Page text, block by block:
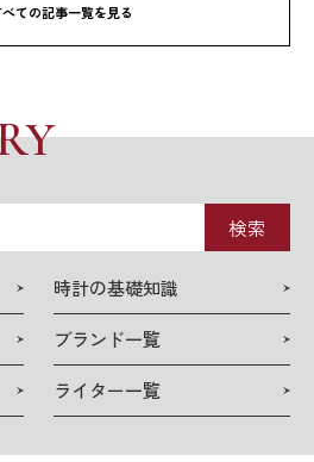
時計の基礎知識
ブランド一覧
ライター一覧
ての記事一覧を見る